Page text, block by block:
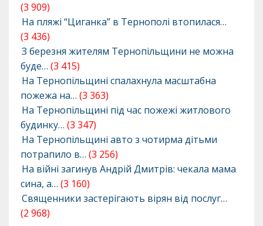
(3 909)
На пляжі “Циганка” в Тернополі втопилася…
(3 436)
З березня жителям Тернопільщини не можна
буде… (3 415)
На Тернопільщині спалахнула масштабна
пожежа на… (3 363)
На Тернопільщині під час пожежі житлового
будинку… (3 347)
На Тернопільщині авто з чотирма дітьми
потрапило в… (3 256)
На війні загинув Андрій Дмитрів: чекала мама
сина, а… (3 160)
Священники застерігають вірян від послуг…
(2 968)